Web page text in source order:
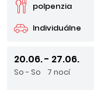
Individuálne
polpenzia
20.06. - 27.06.
So - So 7 nocí